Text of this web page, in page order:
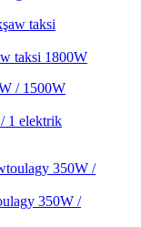
taksi 1800W
1 elektrik
350W /